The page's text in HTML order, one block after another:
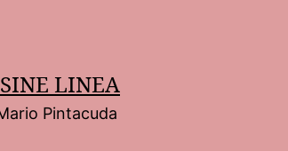
LINEA
Pintacuda